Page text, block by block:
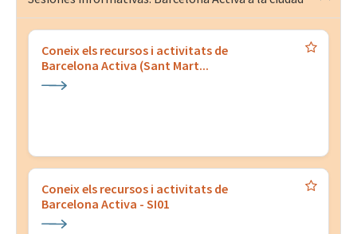
Coneix els recursos i activitats de
Barcelona Activa (Sant Mart...
Coneix els recursos i activitats de
Barcelona Activa - SI01